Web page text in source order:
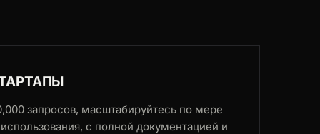
запросов, масштабируйтесь по мере
с полной документацией и